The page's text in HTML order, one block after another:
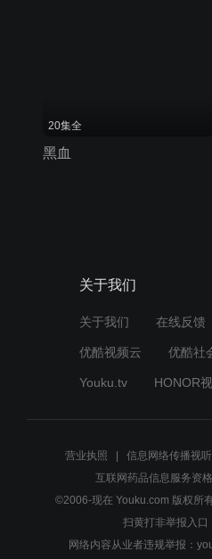
20集全
黑血
关于我们
关于我们 在线反馈
优酷视频云 优酷社
Youku.tv HONOR
营业执照 信息网络传播视
互联网药品信息服务资
©2006-现在 Youku.com 版权所
扫黄打非举报入口
网络内容从业者违规举报：